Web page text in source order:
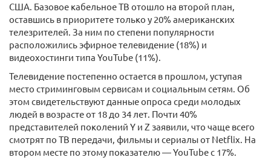
США. Базовое кабельное ТВ отошло на второй план,
оставшись в приоритете только у 20% американских
телезрителей. За ним по степени популярности
расположились эфирное телевидение (18%) и
видеохостинги типа YouTube (11%).
Телевидение постепенно остается в прошлом, уступая
место стриминговым сервисам и социальным сетям. Об
этом свидетельствуют данные опроса среди молодых
людей в возрасте от 18 до 34 лет. Почти 40%
представителей поколений Y и Z заявили, что чаще всего
смотрят по ТВ передачи, фильмы и сериалы от Netflix. На
втором месте по этому показателю — YouTube с 17%.